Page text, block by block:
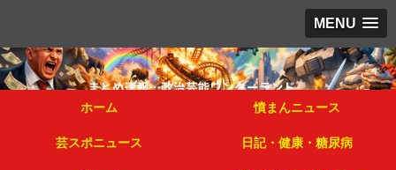
MENU
ホーム 憤まんニュース
芸スポニュース 日記・健康・糖尿病